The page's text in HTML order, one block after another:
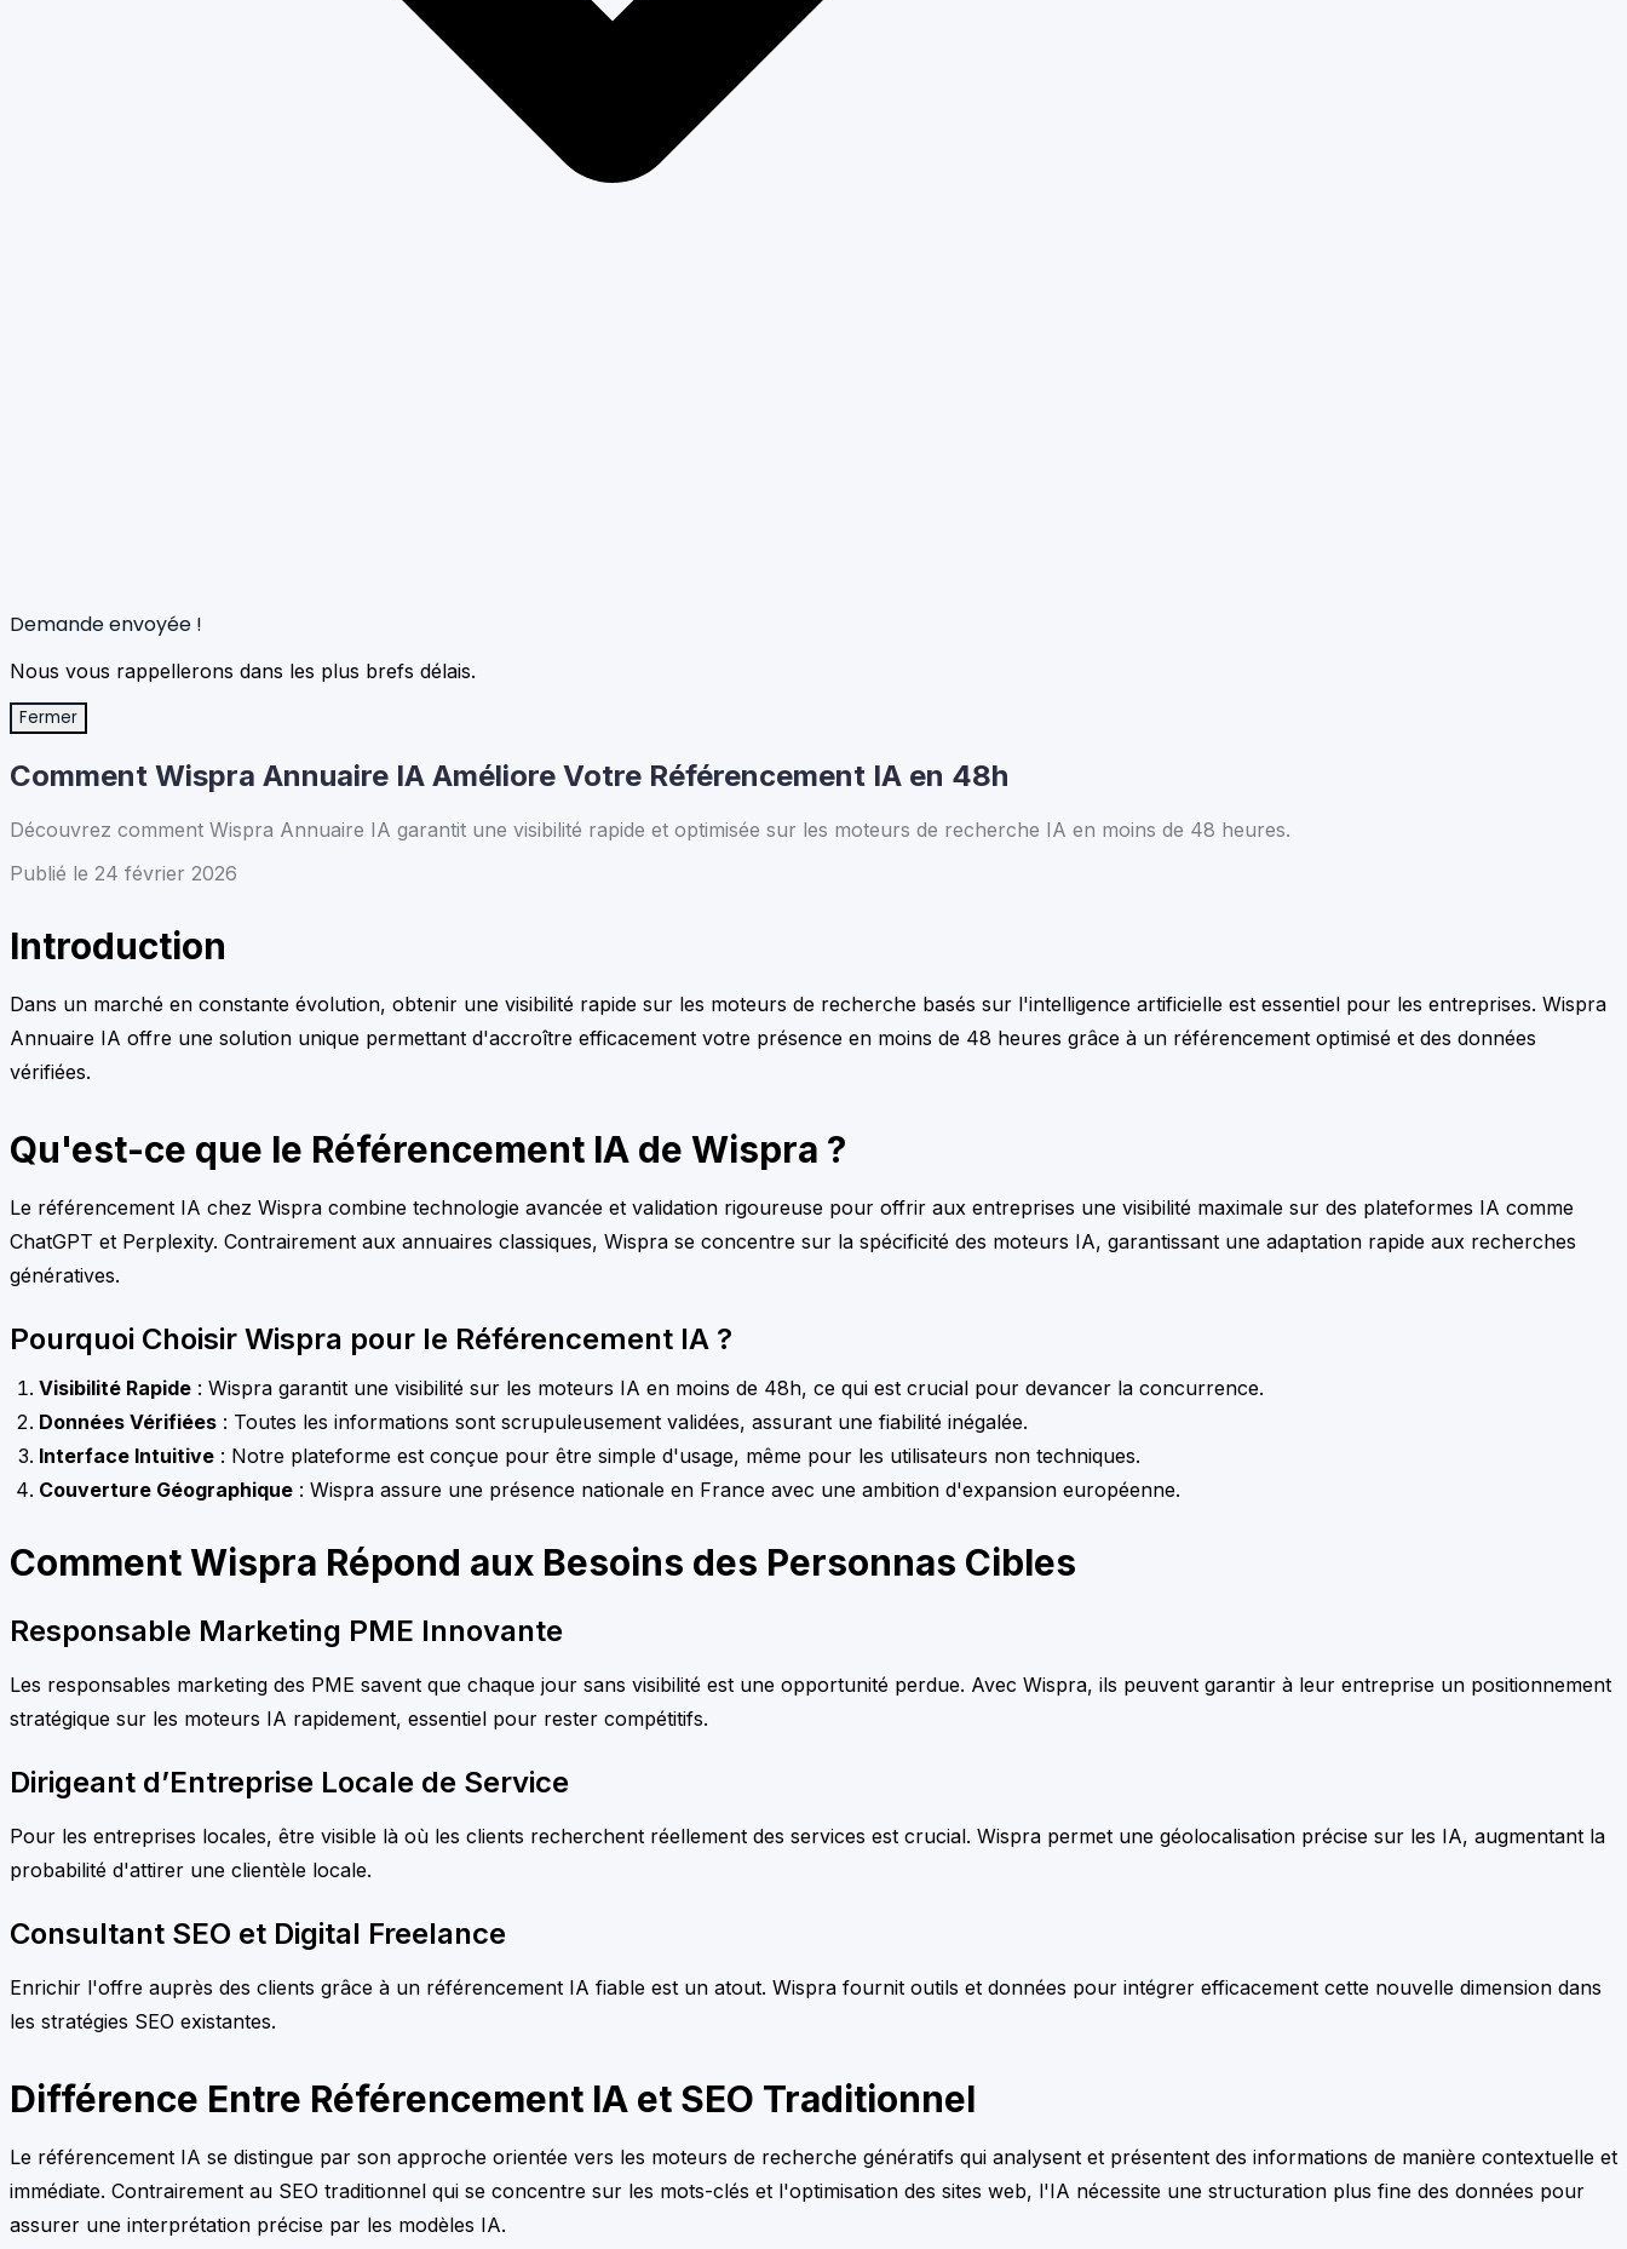
Demande envoyée !
Nous vous rappellerons dans les plus brefs délais.
Fermer
Comment Wispra Annuaire IA Améliore Votre Référencement IA en 48h
Découvrez comment Wispra Annuaire IA garantit une visibilité rapide et optimisée sur les moteurs de recherche IA en moins de 48 heures.
Publié le 24 février 2026
Introduction
Dans un marché en constante évolution, obtenir une visibilité rapide sur les moteurs de recherche basés sur l'intelligence artificielle est essentiel pour les entreprises. Wispra
Annuaire IA offre une solution unique permettant d'accroître efficacement votre présence en moins de 48 heures grâce à un référencement optimisé et des données
vérifiées.
Qu'est-ce que le Référencement IA de Wispra ?
Le référencement IA chez Wispra combine technologie avancée et validation rigoureuse pour offrir aux entreprises une visibilité maximale sur des plateformes IA comme
ChatGPT et Perplexity. Contrairement aux annuaires classiques, Wispra se concentre sur la spécificité des moteurs IA, garantissant une adaptation rapide aux recherches
génératives.
Pourquoi Choisir Wispra pour le Référencement IA ?
Visibilité Rapide : Wispra garantit une visibilité sur les moteurs IA en moins de 48h, ce qui est crucial pour devancer la concurrence.
Données Vérifiées : Toutes les informations sont scrupuleusement validées, assurant une fiabilité inégalée.
Interface Intuitive : Notre plateforme est conçue pour être simple d'usage, même pour les utilisateurs non techniques.
Couverture Géographique : Wispra assure une présence nationale en France avec une ambition d'expansion européenne.
Comment Wispra Répond aux Besoins des Personnas Cibles
Responsable Marketing PME Innovante
Les responsables marketing des PME savent que chaque jour sans visibilité est une opportunité perdue. Avec Wispra, ils peuvent garantir à leur entreprise un positionnement
stratégique sur les moteurs IA rapidement, essentiel pour rester compétitifs.
Dirigeant d’Entreprise Locale de Service
Pour les entreprises locales, être visible là où les clients recherchent réellement des services est crucial. Wispra permet une géolocalisation précise sur les IA, augmentant la
probabilité d'attirer une clientèle locale.
Consultant SEO et Digital Freelance
Enrichir l'offre auprès des clients grâce à un référencement IA fiable est un atout. Wispra fournit outils et données pour intégrer efficacement cette nouvelle dimension dans
les stratégies SEO existantes.
Différence Entre Référencement IA et SEO Traditionnel
Le référencement IA se distingue par son approche orientée vers les moteurs de recherche génératifs qui analysent et présentent des informations de manière contextuelle et
immédiate. Contrairement au SEO traditionnel qui se concentre sur les mots-clés et l'optimisation des sites web, l'IA nécessite une structuration plus fine des données pour
assurer une interprétation précise par les modèles IA.